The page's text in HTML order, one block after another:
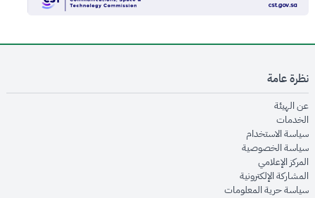
نظرة عامة
عن الهيئةopens in new window
الخدماتopens in new window
سياسة الاستخدام
سياسة الخصوصيةopens in new window
المركز الإعلاميopens in new window
المشاركة الإلكترونيةopens in new window
سياسة حرية المعلوماتopens in new window